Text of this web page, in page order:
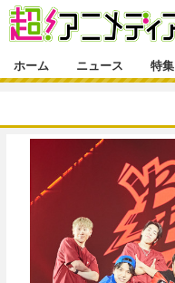
ニュース一覧
ゲーム・アプリ
グッズ
特集
特集一覧
インタビュー
ラキりす
連載マンガ
連載マンガ一覧
番組・動画
番組・動画一覧
連載・ブログ
ホーム ニュース 特集